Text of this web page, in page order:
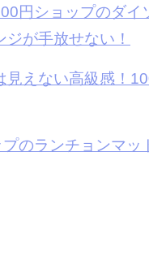
円ショップのダイ
ジが手放せない！
見えない高級感！
のランチョンマッ